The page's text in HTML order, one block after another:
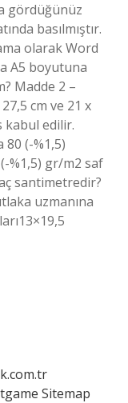
gördüğünüz
basılmıştır.
olarak Word
A5 boyutuna
Madde 2 –
cm ve 21 x
kabul edilir.
80 (-%1,5)
%1,5) gr/m2 saf
santimetredir?
uzmanına
Sitemap